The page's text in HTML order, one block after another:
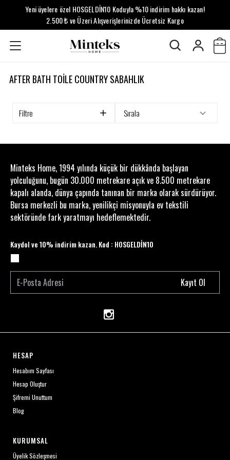
Yeni üyelere özel HOSGELDİN10 Koduyla %10 indirim hakkı kazan!
2.500 ₺ ve Üzeri Alışverişlerinizde Ücretsiz Kargo
AFTER BATH TOILE COUNTRY SABAHLIK
Filtre Sırala
Minteks Home, 1994 yılında küçük bir dükkânda başlayan
yolculuğunu, bugün 30.000 metrekare açık ve 8.500 metrekare
kapalı alanda, dünya çapında tanınan bir marka olarak sürdürüyor.
Bursa merkezli bu marka, yenilikçi misyonuyla ev tekstili
sektöründe fark yaratmayı hedeflemektedir.
Kaydol ve 10% indirim kazan. Kod : HOSGELDİN10
Kayıt Ol
HESAP
Hesabım Sayfası
Hesap Oluştur
Şifremi Unuttum
Blog
KURUMSAL
Üyelik Sözleşmesi